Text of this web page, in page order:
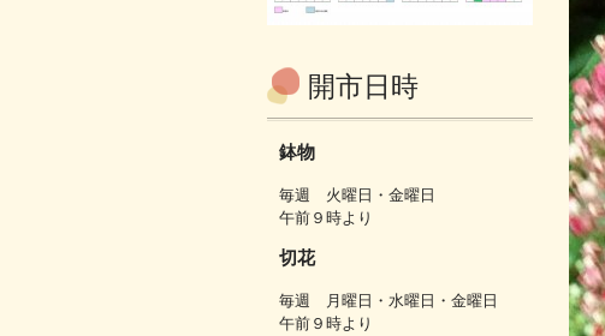
開市日時
鉢物
毎週 火曜日・金曜日
午前９時より
切花
毎週 月曜日・水曜日・金曜日
午前９時より